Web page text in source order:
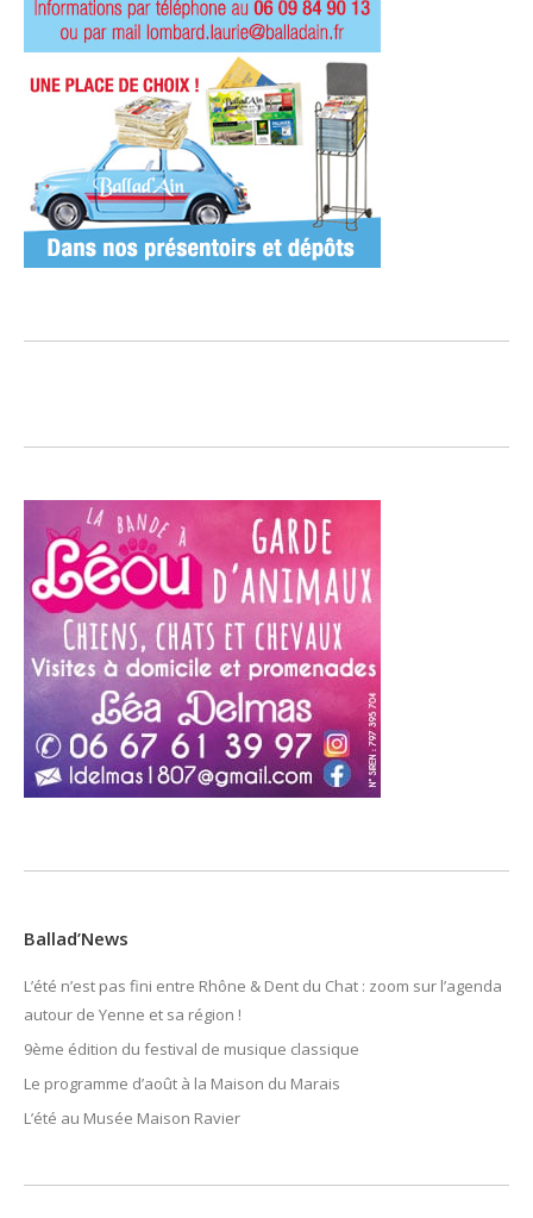
Ballad’News
L’été n’est pas fini entre Rhône & Dent du Chat : zoom sur l’agenda
autour de Yenne et sa région !
9ème édition du festival de musique classique
Le programme d’août à la Maison du Marais
L’été au Musée Maison Ravier